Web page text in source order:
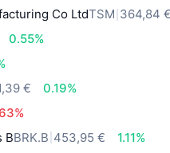
Co LtdTSM 364,84
0.55%
€
0.19%
BBRK.B 453,95 €
1.11%